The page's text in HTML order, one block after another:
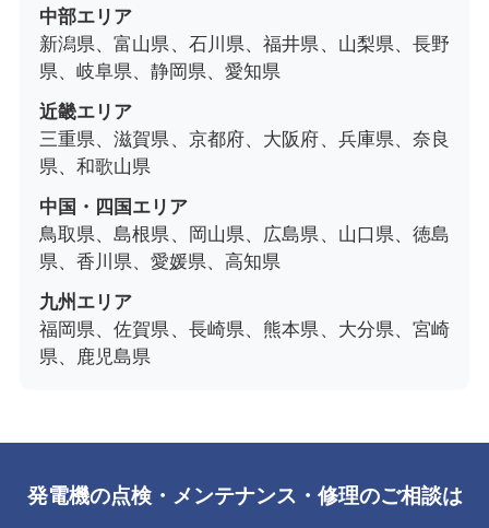
中部エリア
新潟県、富山県、石川県、福井県、山梨県、長野
県、岐阜県、静岡県、愛知県
近畿エリア
三重県、滋賀県、京都府、大阪府、兵庫県、奈良
県、和歌山県
中国・四国エリア
鳥取県、島根県、岡山県、広島県、山口県、徳島
県、香川県、愛媛県、高知県
九州エリア
福岡県、佐賀県、長崎県、熊本県、大分県、宮崎
県、鹿児島県
発電機の点検・メンテナンス・修理のご相談は